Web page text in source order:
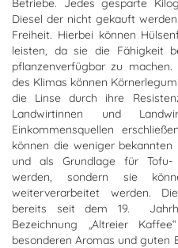
Betriebe. Jedes gesparte
Diesel der nicht gekauft
Freiheit. Hierbei können
leisten, da sie die Fähigkeit
pflanzenverfügbar zu
des Klimas können
die Linse durch ihre
Landwirtinnen und
Einkommensquellen
können die weniger
und als Grundlage für Tofu-
werden, sondern sie
weiterverarbeitet werden.
bereits seit dem 19.
Bezeichnung „Altreier
besonderen Aromas und guten